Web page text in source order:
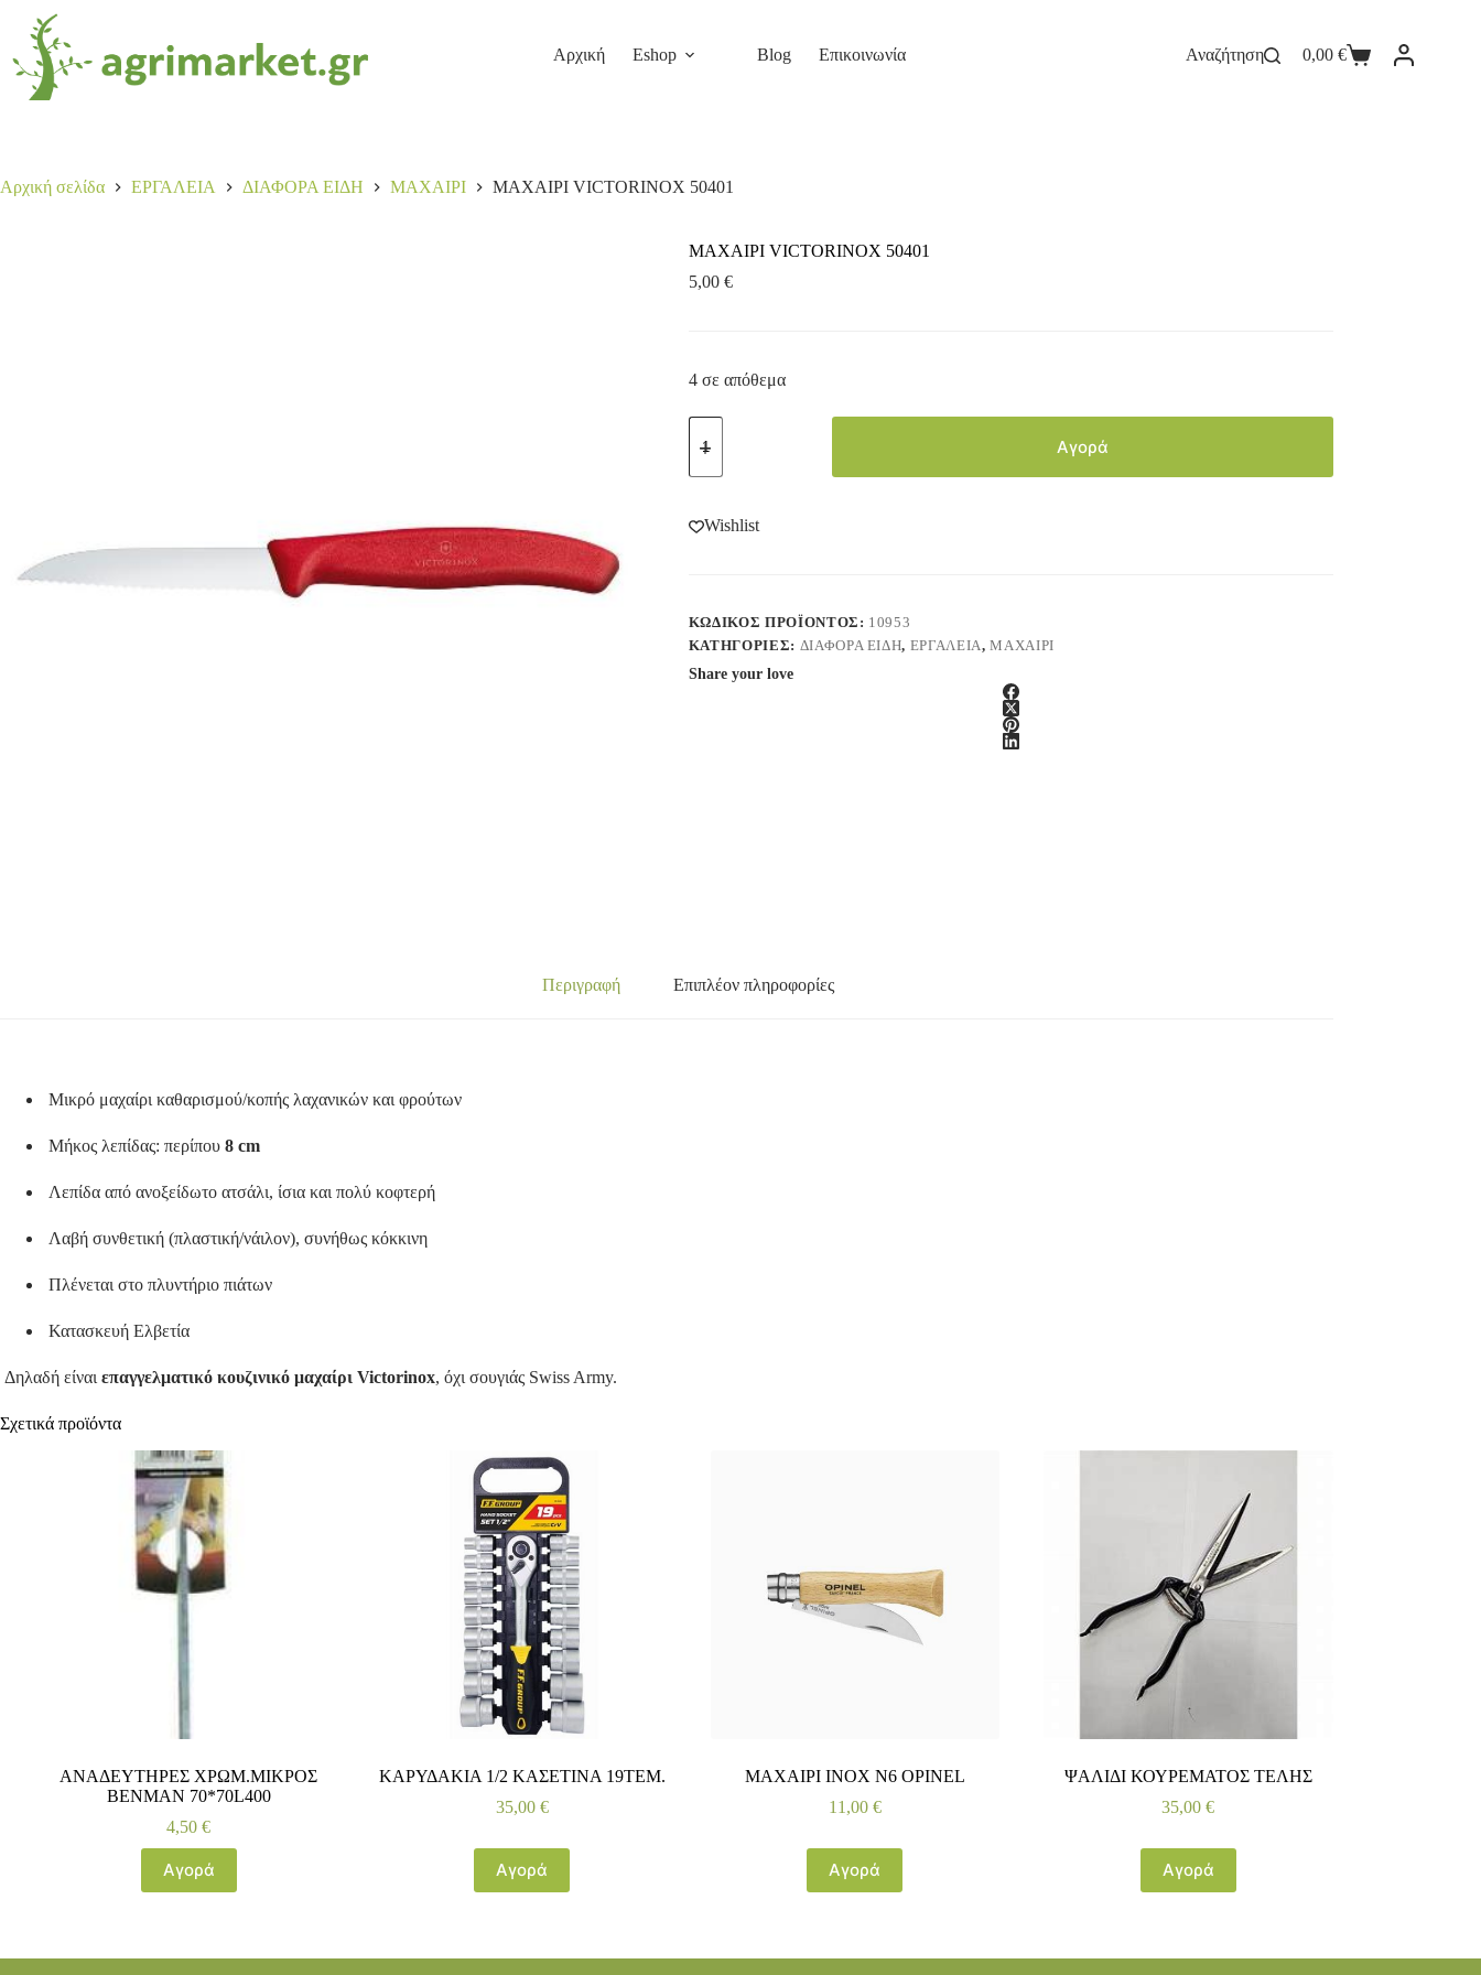
5,00 4 σε απόθεμα
Αρχική Eshop Blog Επικοινωνία Αναζήτηση 0,00 €
Αρχική σελίδα ΕΡΓΑΛΕΙΑ ΔΙΑΦΟΡΑ ΕΙΔΗ ΜΑΧΑΙΡΙ ΜΑΧΑΙΡΙ VICTORINOX 50401
ΜΑΧΑΙΡΙ VICTORINOX 50401
5,00 €
4 σε απόθεμα
Αγορά
Wishlist
ΚΩΔΙΚΌΣ ΠΡΟΪΌΝΤΟΣ: 10953
ΚΑΤΗΓΟΡΊΕΣ: ΔΙΑΦΟΡΑ ΕΙΔΗ, ΕΡΓΑΛΕΙΑ,ΜΑΧΑΙΡΙ
Share your love
Περιγραφή Επιπλέον πληροφορίες
Μικρό μαχαίρι καθαρισμού/κοπής λαχανικών και φρούτων
Μήκος λεπίδας: περίπου 8 cm
Λεπίδα από ανοξείδωτο ατσάλι, ίσια και πολύ κοφτερή
Λαβή συνθετική (πλαστική/νάιλον), συνήθως κόκκινη
Πλένεται στο πλυντήριο πιάτων
Κατασκευή Ελβετία
Δηλαδή είναι επαγγελματικό κουζινικό μαχαίρι Victorinox, όχι σουγιάς Swiss Army.
Σχετικά προϊόντα
ΑΝΑΔΕΥΤΗΡΕΣ ΧΡΩΜ.ΜΙΚΡΟΣ
BENMAN 70*70L400
4,50€
Αγορά
ΚΑΡΥΔΑΚΙΑ 1/2 ΚΑΣΕΤΙΝΑ 19ΤΕΜ.
35,00 €
Αγορά
ΜΑΧΑΙΡΙ INOX Ν6 OPINEL
11,00 €
Αγορά
ΨΑΛΙΔΙ ΚΟΥΡΕΜΑΤΟΣ ΤΕΛΗΣ
35,00€
Αγορά